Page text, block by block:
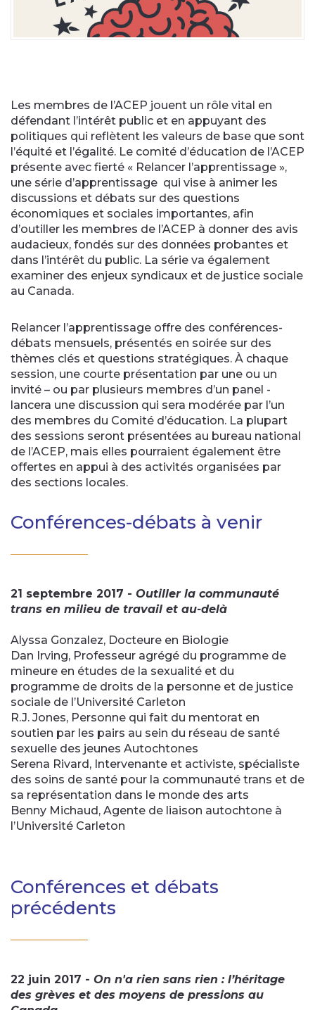
Les membres de l’ACEP jouent un rôle vital en
défendant l’intérêt public et en appuyant des
politiques qui reflètent les valeurs de base que sont
l’équité et l’égalité. Le comité d’éducation de l’ACEP
présente avec fierté « Relancer l’apprentissage »,
une série d’apprentissage qui vise à animer les
discussions et débats sur des questions
économiques et sociales importantes, afin
d’outiller les membres de l’ACEP à donner des avis
audacieux, fondés sur des données probantes et
dans l’intérêt du public. La série va également
examiner des enjeux syndicaux et de justice sociale
au Canada.
Relancer l’apprentissage offre des conférences-
débats mensuels, présentés en soirée sur des
thèmes clés et questions stratégiques. À chaque
session, une courte présentation par une ou un
invité – ou par plusieurs membres d’un panel -
lancera une discussion qui sera modérée par l’un
des membres du Comité d’éducation. La plupart
des sessions seront présentées au bureau national
de l’ACEP, mais elles pourraient également être
offertes en appui à des activités organisées par
des sections locales.
Conférences-débats à venir
21 septembre 2017 - Outiller la communauté
trans en milieu de travail et au-delà
Alyssa Gonzalez, Docteure en Biologie
Dan Irving, Professeur agrégé du programme de
mineure en études de la sexualité et du
programme de droits de la personne et de justice
sociale de l’Université Carleton
R.J. Jones, Personne qui fait du mentorat en
soutien par les pairs au sein du réseau de santé
sexuelle des jeunes Autochtones
Serena Rivard, Intervenante et activiste, spécialiste
des soins de santé pour la communauté trans et de
sa représentation dans le monde des arts
Benny Michaud, Agente de liaison autochtone à
l’Université Carleton
Conférences et débats
précédents
22 juin 2017 - On n'a rien sans rien : l’héritage
des grèves et des moyens de pressions au